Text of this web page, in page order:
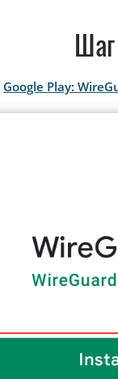
Шаг
Google Play: